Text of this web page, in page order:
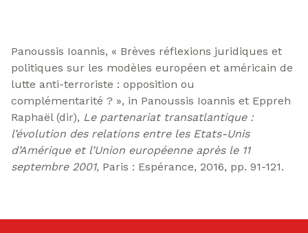
Panoussis Ioannis, « Brèves réflexions juridiques et
politiques sur les modèles européen et américain de
lutte anti-terroriste : opposition ou
complémentarité ? », in Panoussis Ioannis et Eppreh
Raphaël (dir), Le partenariat transatlantique :
l’évolution des relations entre les Etats-Unis
d’Amérique et l’Union européenne après le 11
septembre 2001, Paris : Espérance, 2016, pp. 91-121.